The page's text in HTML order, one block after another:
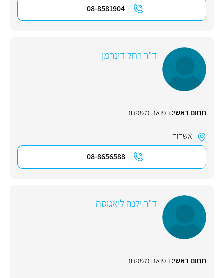
08-8581904
ד"ר רחל דינרמן
תחום ראשי:רפואת משפחה
אשדוד
08-8656588
ד"ר ילנה ליאגוסה
תחום ראשי:רפואת משפחה